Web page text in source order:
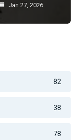
Jan 27, 2026
82
38
78